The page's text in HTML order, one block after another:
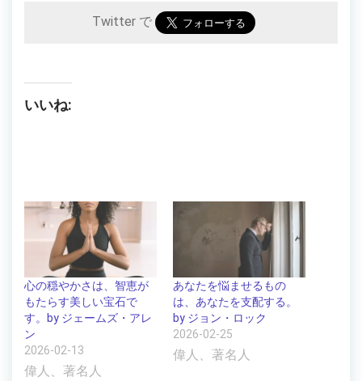
Twitter で
いいね:
心の穏やかさは、智恵が
もたらす美しい宝石で
す。by ジェームズ・アレ
ン
2026-02-13
偉人、著名人
あなたを悩ませるもの
は、あなたを支配する。
by ジョン・ロック
2026-02-25
偉人、著名人